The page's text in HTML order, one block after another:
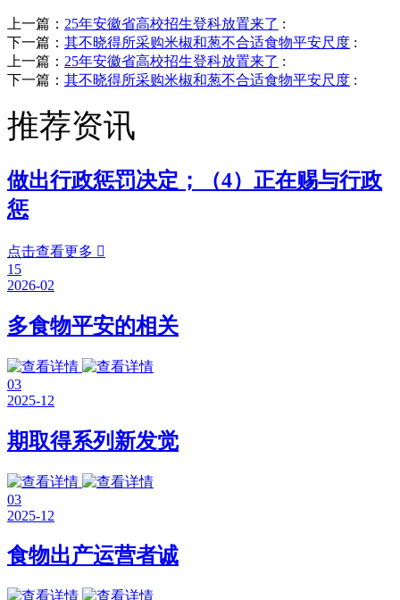
上一篇： 25年安徽省高校招生登科放置来了 :
下一篇： 其不晓得所采购米椒和葱不合适食物平安尺度 :
上一篇： 25年安徽省高校招生登科放置来了 :
下一篇： 其不晓得所采购米椒和葱不合适食物平安尺度 :
推荐资讯
做出行政惩罚决定；（4）正在赐与行政
惩
点击查看更多 
15
2026-02
多食物平安的相关
03
2025-12
期取得系列新发觉
03
2025-12
食物出产运营者诚